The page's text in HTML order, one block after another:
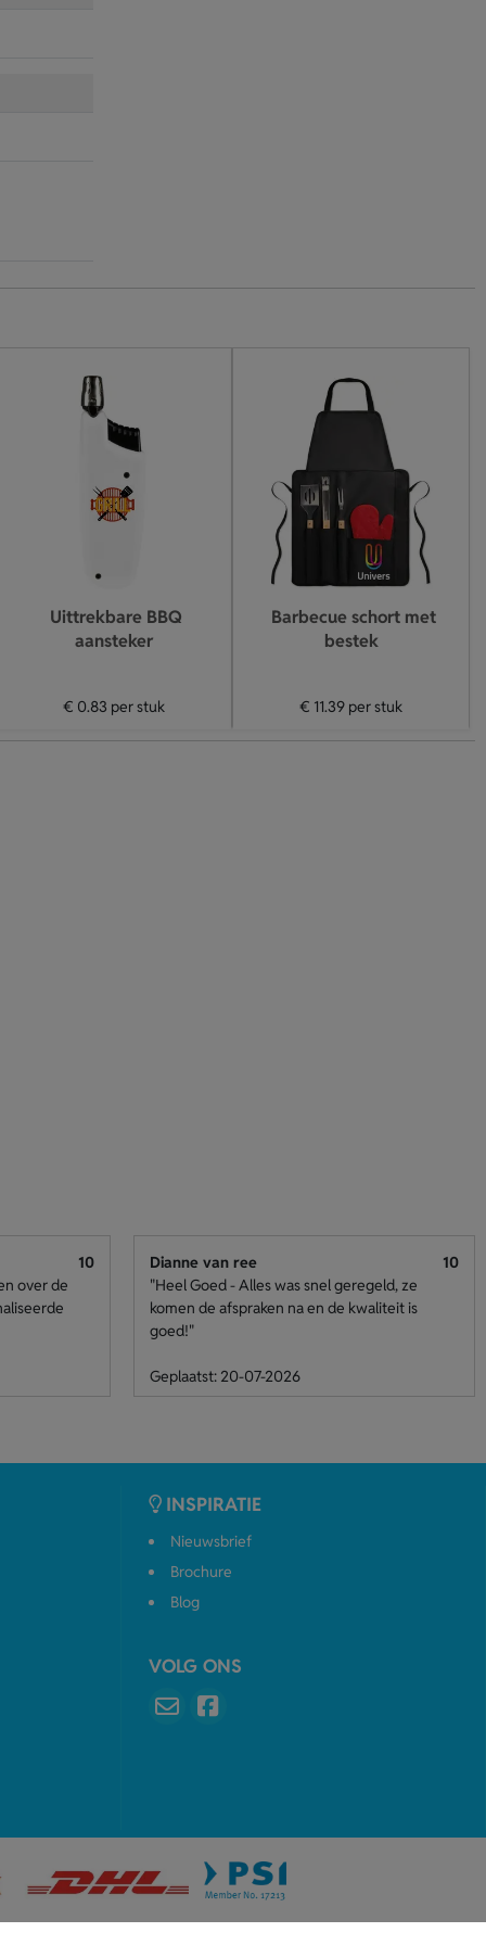
Uittrekbare BBQ
aansteker
€ 0.83 per stuk
Barbecue schort met
bestek
€ 11.39 per stuk
10
over de
Dianne van ree
10
"Heel Goed - Alles was snel geregeld, ze
komen de afspraken na en de kwaliteit is
goed!"
Geplaatst: 20-07-2026
INSPIRATIE
Nieuwsbrief
Brochure
Blog
VOLG ONS